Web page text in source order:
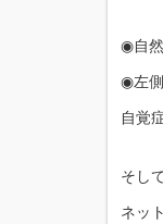
◉自
◉左
自覚
そし
ネッ